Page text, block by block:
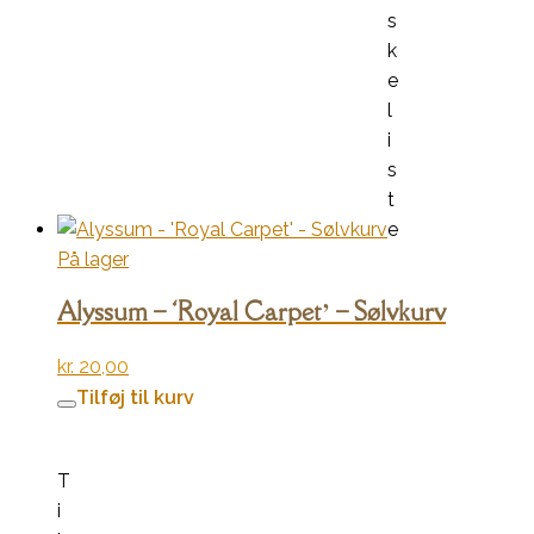
s
k
e
l
i
s
t
e
På lager
Alyssum – ‘Royal Carpet’ – Sølvkurv
kr. 20,00
Tilføj til kurv
T
i